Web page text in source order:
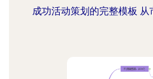
成功活动策划的完整模板